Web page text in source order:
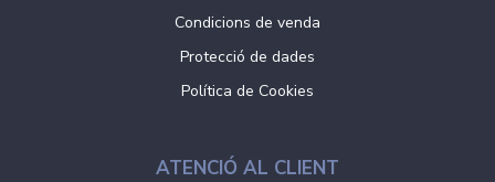
Condicions de venda
Protecció de dades
Política de Cookies
ATENCIÓ AL CLIENT